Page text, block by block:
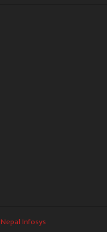
Nepal Infosys